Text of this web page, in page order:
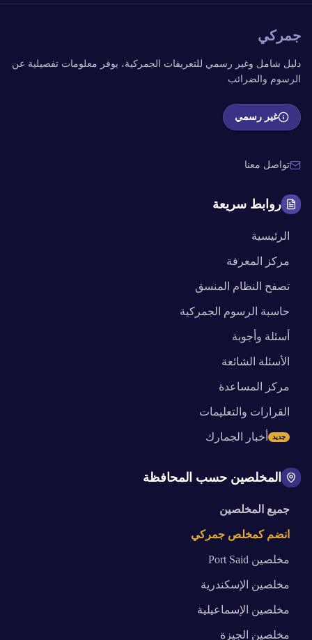
جمركي
دليل شامل وغير رسمي للتعريفات الجمركية، يوفر معلومات تفصيلية عن
الرسوم والضرائب
غير رسمي
تواصل معنا
روابط سريعة
الرئيسية
مركز المعرفة
تصفح النظام المنسق
حاسبة الرسوم الجمركية
أسئلة وأجوبة
الأسئلة الشائعة
مركز المساعدة
القرارات والتعليمات
أخبار الجمارك جديد
المخلصين حسب المحافظة
جميع المخلصين
انضم كمخلص جمركي
مخلصين Port Said
مخلصين الإسكندرية
مخلصين الإسماعيلية
مخلصين الجيزة